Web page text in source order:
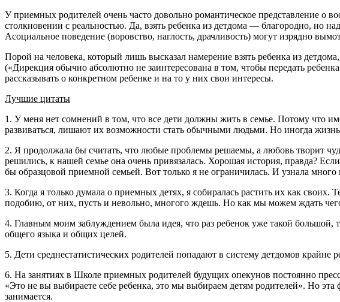
У приемных родителей очень часто довольно романтическое представление о
столкновении с реальностью. Да, взять ребенка из детдома — благородно, но
Асоциальное поведение (воровство, наглость, драчливость) могут изрядно
Порой на человека, который лишь высказал намерение взять ребенка из
(«Дирекция обычно абсолютно не заинтересована в том, чтобы передать
рассказывать о конкретном ребенке и на то у них свои интересы.
Лучшие цитаты
1. У меня нет сомнений в том, что все дети должны жить в семье. Потому что
развиваться, лишают их возможности стать обычными людьми. Но иногда
2. Я продолжала бы считать, что любые проблемы решаемы, а любовь творит
решились, к нашей семье она очень привязалась. Хорошая история, правда?
бы образцовой приемной семьей. Вот только я не ограничилась. И узнала много
3. Когда я только думала о приемных детях, я собиралась растить их как
подобию, от них, пусть и невольно, многого ждешь. Но как мы можем ждать
4. Главным моим заблуждением была идея, что раз ребенок уже такой
общего языка и общих целей.
5. Дети среднестатистических родителей попадают в систему детдомов
6. На занятиях в Школе приемных родителей будущих опекунов постоянно
«Это не вы выбираете себе ребенка, это мы выбираем детям родителей». Но
занимается.